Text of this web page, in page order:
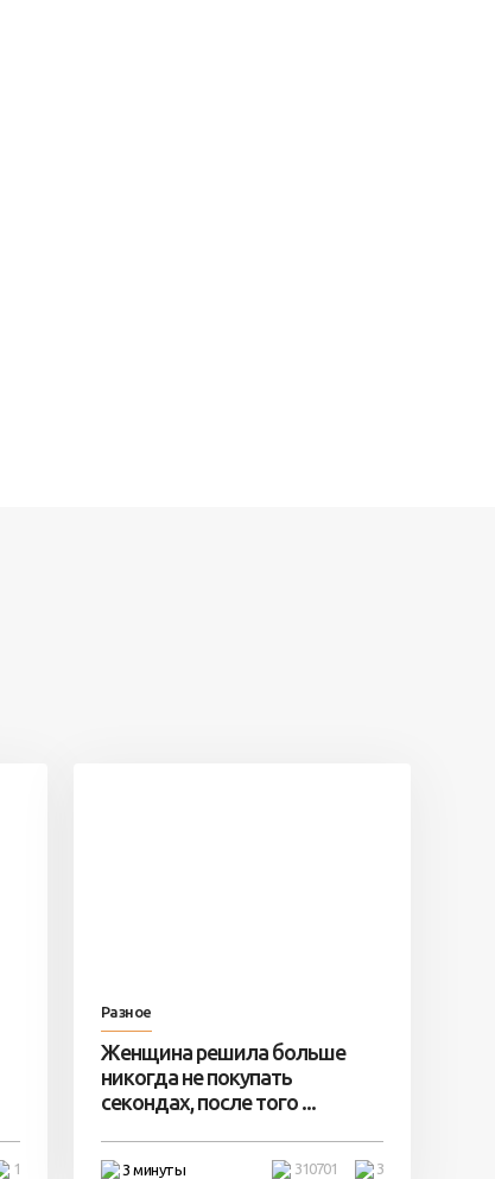
1
Разное
Женщина решила больше
никогда не покупать
секондах, после того ...
3 минуты 3
310701